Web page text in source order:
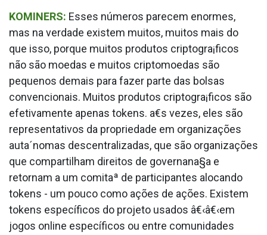
KOMINERS: Esses números parecem enormes,
mas na verdade existem muitos, muitos mais do
que isso, porque muitos produtos criptogra¡ficos
não são moedas e muitos criptomoedas são
pequenos demais para fazer parte das bolsas
convencionais. Muitos produtos criptogra¡ficos são
efetivamente apenas tokens. a€s vezes, eles são
representativos da propriedade em organizações
auta´nomas descentralizadas, que são organizações
que compartilham direitos de governana§a e
retornam a um comitaª de participantes alocando
tokens - um pouco como ações de ações. Existem
tokens específicos do projeto usados â€‹â€‹em
jogos online específicos ou entre comunidades